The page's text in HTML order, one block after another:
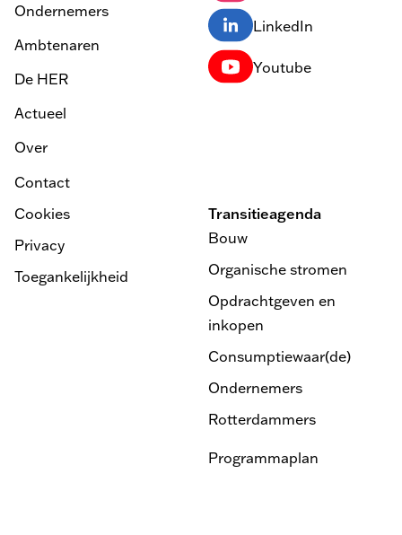
Ondernemers
Ambtenaren
De HER
Actueel
Over
Contact
LinkedIn
Youtube
Cookies
Privacy
Toegankelijkheid
Transitieagenda
Bouw
Organische stromen
Opdrachtgeven en
inkopen
Consumptiewaar(de)
Ondernemers
Rotterdammers
Programmaplan